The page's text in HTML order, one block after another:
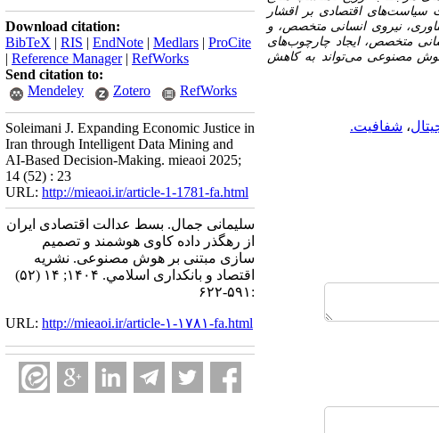
سیاست‌های اقتصادی بر اقشار
نیروی انسانی متخصص، و
متخصص، ایجاد چارچوب‌های
هوش مصنوعی می‌تواند به کاهش
، شفافیت.
Download citation:
BibTeX | RIS | EndNote | Medlars | ProCite
| Reference Manager| RefWorks
Send citation to:
Mendeley
Zotero RefWorks
Soleimani J. Expanding Economic Justice in
Iran through Intelligent Data Mining and
AI-Based Decision-Making. mieaoi 2025;
14 (52) : 23
URL: http://mieaoi.ir/article-1-1781-fa.html
سلیمانی جمال. بسط عدالت اقتصادی ایران
از رهگذر داده ‌کاوی هوشمند و تصمیم
‌سازی مبتنی بر هوش مصنوعی. نشریه
اقتصاد و بانکداری اسلامي. ۱۴۰۴; ۱۴ (۵۲)
:۵۹۱-۶۲۲
URL: http://mieaoi.ir/article-۱-۱۷۸۱-fa.html